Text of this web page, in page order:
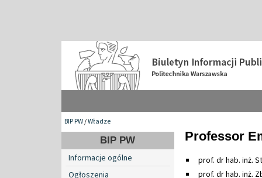
BIP PW/Władze
BIP PW
Informacje ogólne
Ogłoszenia
Professor
prof. dr hab. inż.
prof. dr hab. inż.